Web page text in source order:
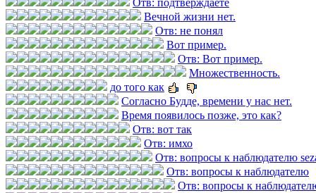
Отв: подтверждаете
Вечной жизни нет.
Отв: не понял
Вот пример.
Отв: Вот пример.
Множественность.
до того как
Согласно Будде, времени у нас нет.
Время появилось позже, это как?
Отв: вот так
Отв: имхо
Отв: вопросы к наблюдателю
Отв: вопросы к наблюдателю
Отв: вопросы к